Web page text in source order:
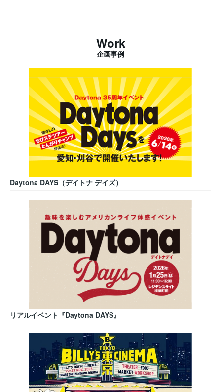
Work
企画事例
Daytona DAYS（デイトナ デイズ）
リアルイベント『Daytona DAYS』